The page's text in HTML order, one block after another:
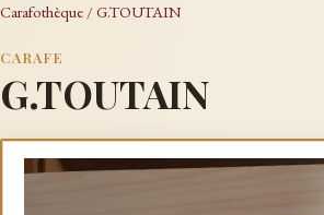
Carafothèque /G.TOUTAIN
CARAFE
G.TOUTAIN